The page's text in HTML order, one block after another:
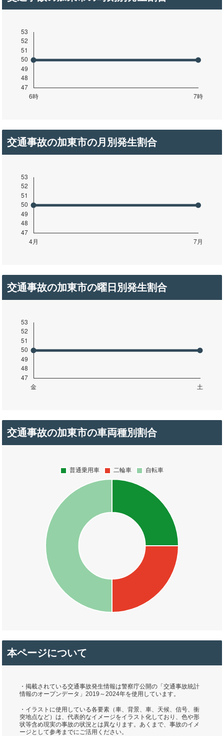
交通事故の加東市の月別発生割合
交通事故の加東市の曜日別発生割合
交通事故の加東市の車両種別割合
本ページについて
・掲載されている交通事故発生情報は警察庁公開の「交通事故統計
情報のオープンデータ」2019～2024年を使用しています。
・イラストに使用している各要素（車、背景、車、天候、信号、衝
突地点など）は、代表的なイメージをイラスト化しており、色や形
状等含め現実の事故の状況とは異なります。あくまで、事故のイメ
ージとして参考までにご活用ください。